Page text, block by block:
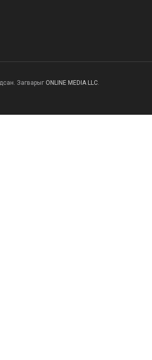
Загварыг ONLINE MEDIA LLC